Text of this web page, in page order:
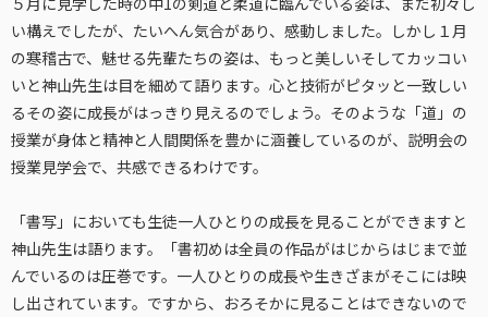
い構えでしたが、たいへん気合があり、感動しました。しかし１月
の寒稽古で、魅せる先輩たちの姿は、もっと美しいそしてカッコい
いと神山先生は目を細めて語ります。心と技術がピタッと一致しい
るその姿に成長がはっきり見えるのでしょう。そのような「道」の
授業が身体と精神と人間関係を豊かに涵養しているのが、説明会の
授業見学会で、共感できるわけです。
「書写」においても生徒一人ひとりの成長を見ることができますと
神山先生は語ります。「書初めは全員の作品がはじからはじまで並
んでいるのは圧巻です。一人ひとりの成長や生きざまがそこには映
し出されています。ですから、おろそかに見ることはできないので